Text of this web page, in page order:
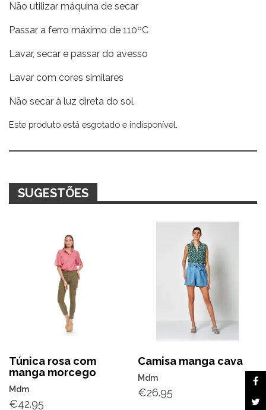
Não utilizar máquina de secar
Passar a ferro máximo de 110ºC
Lavar, secar e passar do avesso
Lavar com cores similares
Não secar à luz direta do sol
Este produto está esgotado e indisponível.
Alternative:
SUGESTÕES
Túnica rosa com
manga morcego
Mdm
€42.95
Camisa manga cava
Mdm
€26.95